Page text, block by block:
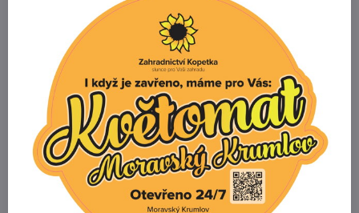
Telefon
+420 731 103 985
Prodejna
+420 607 042 662
Email
info@zahradnictvikopetka.cz
Zahradnictví Vedrovice